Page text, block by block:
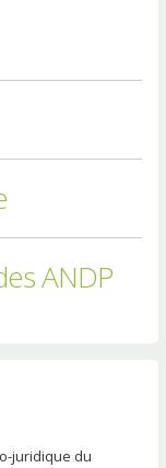
ANDP
juridique du